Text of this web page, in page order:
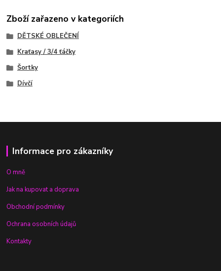
Zboží zařazeno v kategoriích
DĚTSKÉ OBLEČENÍ
Kraťasy / 3/4 ťáčky
Šortky
Dívčí
Informace pro zákazníky
O mně
Jak na kupovat a doprava
Obchodní podmínky
Ochrana osobních údajů
Kontakty